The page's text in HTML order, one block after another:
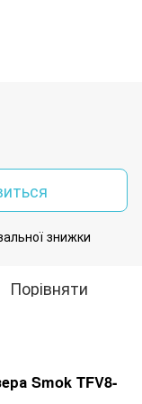
знижки
Порівняти
Smok TFV8-